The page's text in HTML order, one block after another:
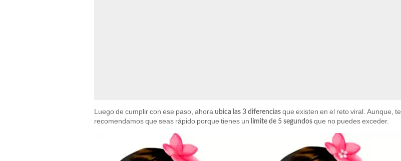
Luego de cumplir con ese paso, ahora ubica las 3 diferencias que existen en el reto viral. Aunque, te
recomendamos que seas rápido porque tienes un límite de 5 segundos que no puedes exceder.